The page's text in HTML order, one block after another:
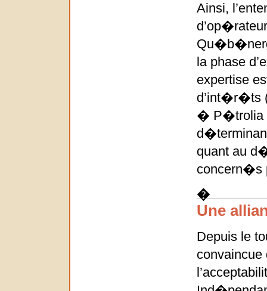
Ainsi,
la phase
expertise
d’int�r�ts
� P�trolia
quant au
concern�s
�
Une
Depuis le